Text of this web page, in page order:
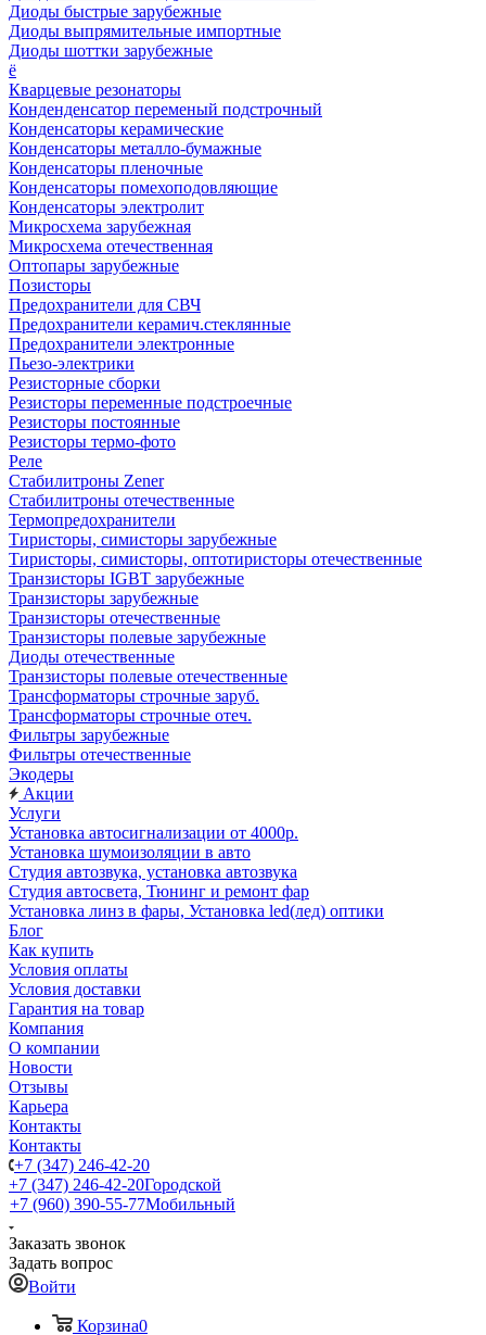
Диоды быстрые зарубежные
Диоды выпрямительные импортные
Диоды шоттки зарубежные
ё
Кварцевые резонаторы
Конденденсатор переменый подстрочный
Конденсаторы керамические
Конденсаторы металло-бумажные
Конденсаторы пленочные
Конденсаторы помехоподовляющие
Конденсаторы электролит
Микросхема зарубежная
Микросхема отечественная
Оптопары зарубежные
Позисторы
Предохранители для СВЧ
Предохранители керамич.стеклянные
Предохранители электронные
Пьезо-электрики
Резисторные сборки
Резисторы переменные подстроечные
Резисторы постоянные
Резисторы термо-фото
Реле
Стабилитроны Zener
Стабилитроны отечественные
Термопредохранители
Тиристоры, симисторы зарубежные
Тиристоры, симисторы, оптотиристоры отечественные
Транзисторы IGBT зарубежные
Транзисторы зарубежные
Транзисторы отечественные
Транзисторы полевые зарубежные
Диоды отечественные
Транзисторы полевые отечественные
Трансформаторы строчные заруб.
Трансформаторы строчные отеч.
Фильтры зарубежные
Фильтры отечественные
Экодеры
Акции
Услуги
Установка автосигнализации от 4000р.
Установка шумоизоляции в авто
Студия автозвука, установка автозвука
Студия автосвета, Тюнинг и ремонт фар
Установка линз в фары, Установка led(лед) оптики
Блог
Как купить
Условия оплаты
Условия доставки
Гарантия на товар
Компания
О компании
Новости
Отзывы
Карьера
Контакты
Контакты
+7 (347) 246-42-20
+7 (347) 246-42-20Городской
+7 (960) 390-55-77Мобильный
Заказать звонок
Задать вопрос
Войти
Корзина0